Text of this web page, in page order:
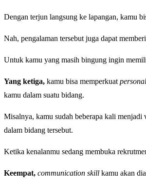
Dengan terjun langsung ke lapangan, kamu
Nah, pengalaman tersebut juga dapat
Untuk kamu yang masih bingung ingin
Yang ketiga, kamu bisa memperkuat
kamu dalam suatu bidang.
Misalnya, kamu sudah beberapa kali
dalam bidang tersebut.
Ketika kenalanmu sedang membuka
Keempat, communication skill kamu akan